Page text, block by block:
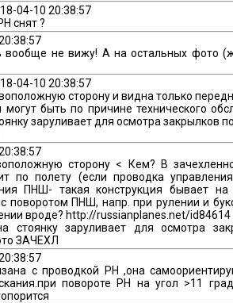
04-10 20:38:57
снят ?
вообще не вижу! А на остальных фото
04-10 20:38:57
сторону и видна только
быть по причине технического
заруливает для осмотра закрылков
сторону < Кем? В
по полету (если проводка
ПНШ- такая конструкция бывает
с поворотом ПНШ, напр. при рулении и
вроде? http://russianplanes.net/id84614
стоянку заруливает для осмотра
ЗАЧЕХЛ
с проводкой РН ,она
повороте РН на угол >11